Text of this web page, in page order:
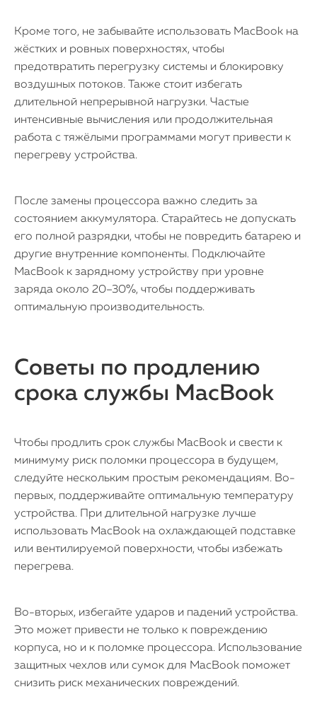
Кроме того, не забывайте использовать MacBook на
жёстких и ровных поверхностях, чтобы
предотвратить перегрузку системы и блокировку
воздушных потоков. Также стоит избегать
длительной непрерывной нагрузки. Частые
интенсивные вычисления или продолжительная
работа с тяжёлыми программами могут привести к
перегреву устройства.
После замены процессора важно следить за
состоянием аккумулятора. Старайтесь не допускать
его полной разрядки, чтобы не повредить батарею и
другие внутренние компоненты. Подключайте
MacBook к зарядному устройству при уровне
заряда около 20–30%, чтобы поддерживать
оптимальную производительность.
Советы по продлению
срока службы MacBook
Чтобы продлить срок службы MacBook и свести к
минимуму риск поломки процессора в будущем,
следуйте нескольким простым рекомендациям. Во-
первых, поддерживайте оптимальную температуру
устройства. При длительной нагрузке лучше
использовать MacBook на охлаждающей подставке
или вентилируемой поверхности, чтобы избежать
перегрева.
Во-вторых, избегайте ударов и падений устройства.
Это может привести не только к повреждению
корпуса, но и к поломке процессора. Использование
защитных чехлов или сумок для MacBook поможет
снизить риск механических повреждений.